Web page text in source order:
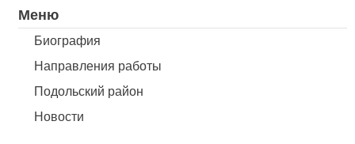
записям
Меню
Биография
Направления работы
Подольский район
Новости